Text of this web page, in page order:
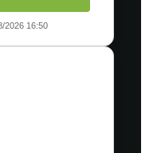
2026 16:50